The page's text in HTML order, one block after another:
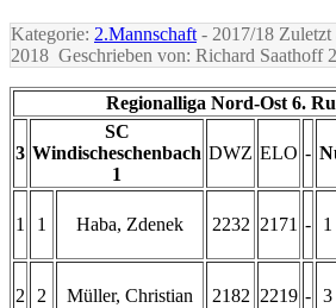
Kategorie: 2.Mannschaft- 2017/18 Zuletzt
2018 Geschrieben von: Richard Saathoff
Regionalliga Nord-Ost 6.
3
SC
Windischeschenbach
1
DWZ ELO -
1 1 Haba, Zdenek 2232 2171 - 1
2 2 Müller, Christian 2182 2219 - 3